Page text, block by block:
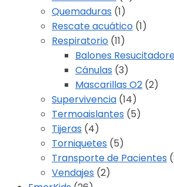
Quemaduras (1)
Rescate acuático (1)
Respiratorio (11)
Balones
Cánulas (3)
Mascarillas O2 (2)
Supervivencia (14)
Termoaislantes (5)
Tijeras (4)
Torniquetes (5)
Transporte de Pacientes
Vendajes (2)